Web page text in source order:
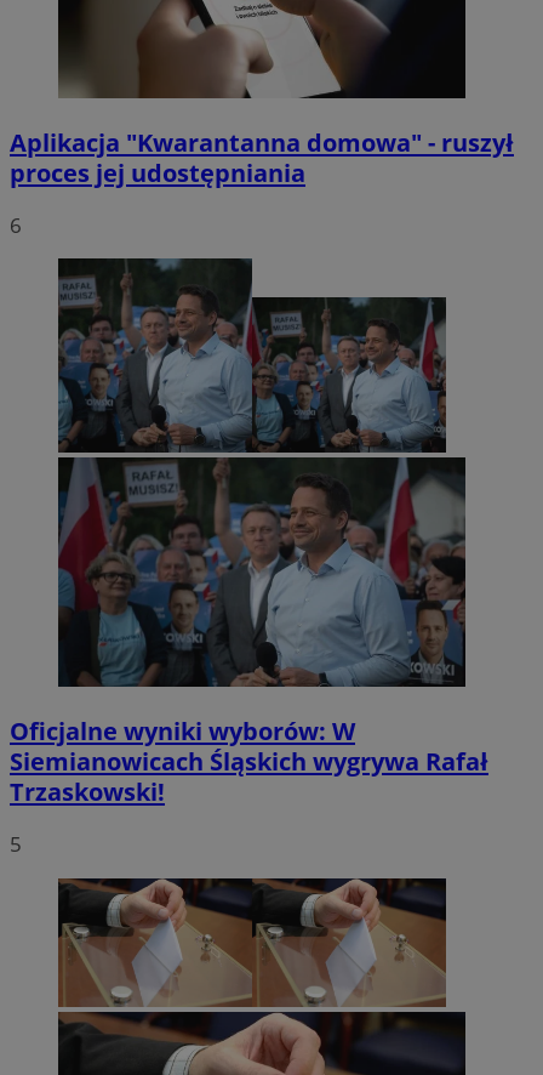
Aplikacja "Kwarantanna domowa" - ruszył
proces jej udostępniania
6
Oficjalne wyniki wyborów: W
Siemianowicach Śląskich wygrywa Rafał
Trzaskowski!
5